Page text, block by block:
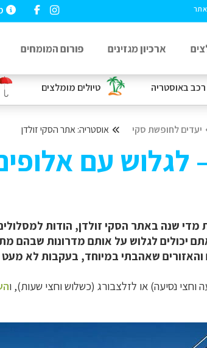
באוסטריה טיולים מומלצים
ארכיון מגזינים פורום המומחים
יעדים לחופשת סקי אוסטריה: אתר הסקי זולדן
לגלוש עם
מדי שנה באתר הסקי זולדן, הודות
יכולים לגלוש על אותם מדרונות שבהם
שאהבתי במיוחד, בעקבות לא מעט
וחצי נסיעה) או לזלצבורג (כשלוש וחצי שעות), ו